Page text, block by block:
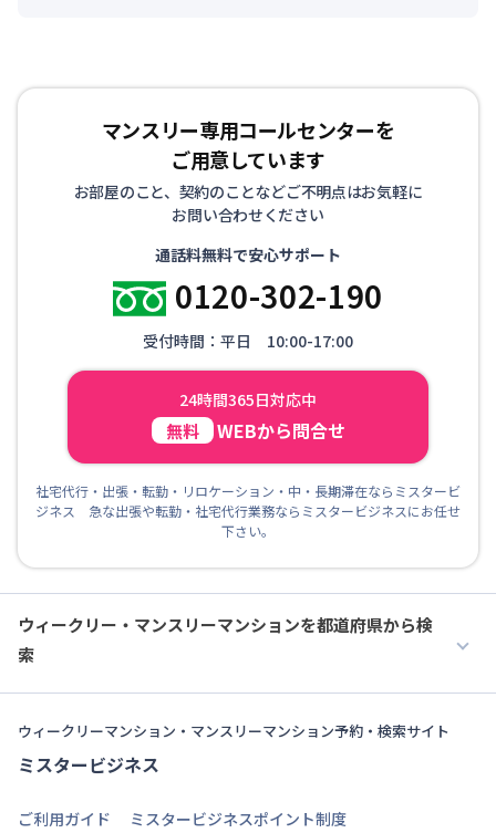
マンスリー専用コールセンターを
ご用意しています
お部屋のこと、契約のことなどご不明点はお気軽に
お問い合わせください
通話料無料で安心サポート
0120-302-190
受付時間：平日 10:00-17:00
24時間365日対応中
無料 WEBから問合せ
社宅代行・出張・転勤・リロケーション・中・長期滞在ならミスタービ
ジネス 急な出張や転勤・社宅代行業務ならミスタービジネスにお任せ
下さい。
ウィークリー・マンスリーマンションを都道府県から検
索
ウィークリーマンション・マンスリーマンション予約・検索サイト
ミスタービジネス
ご利用ガイド ミスタービジネスポイント制度